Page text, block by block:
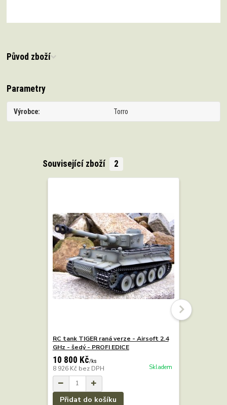
Původ zboží
Parametry
Výrobce Torro
Související zboží 2
RC tank TIGER raná verze - Airsoft 2.4
GHz - šedý - PROFI EDICE
10 800 Kč/ks
8 926 Kč bez DPH Skladem
Přidat do košíku